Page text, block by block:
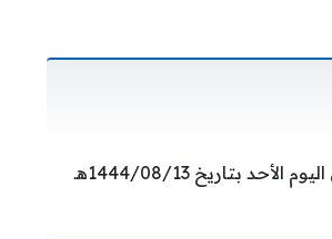
أعلن المركز الوطني للتعليم الإلكتروني انه سوف يتم فتح باب التقديم اعتبار من اليوم الأحد بتاريخ 1444/08/13هـ